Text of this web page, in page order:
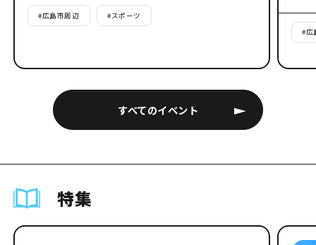
すべてのイベント
#広島市周辺 #スポーツ
#広
特集